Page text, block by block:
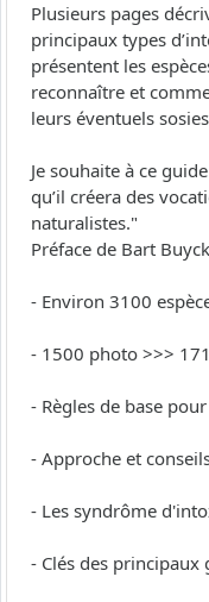
Plusieurs pages
principaux types
présentent les
reconnaître et
leurs éventuels
Je souhaite à ce
qu’il créera des
naturalistes."
Préface de Bart Buyck
- Environ 3100
- 1500 photo >>>
- Règles de base
- Approche et
- Les syndrôme
- Clés des principaux